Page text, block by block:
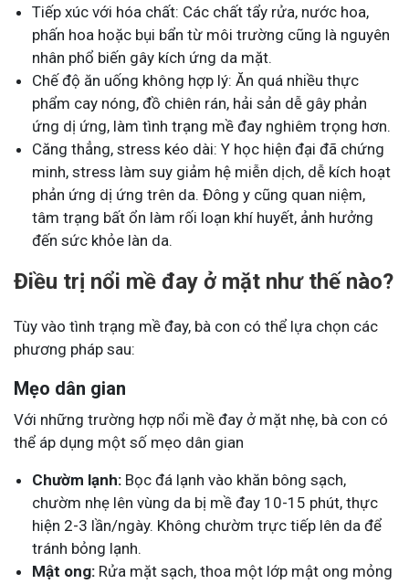
Tiếp xúc với hóa chất: Các chất tẩy rửa, nước hoa,
phấn hoa hoặc bụi bẩn từ môi trường cũng là nguyên
nhân phổ biến gây kích ứng da mặt.
Chế độ ăn uống không hợp lý: Ăn quá nhiều thực
phẩm cay nóng, đồ chiên rán, hải sản dễ gây phản
ứng dị ứng, làm tình trạng mề đay nghiêm trọng hơn.
Căng thẳng, stress kéo dài: Y học hiện đại đã chứng
minh, stress làm suy giảm hệ miễn dịch, dễ kích hoạt
phản ứng dị ứng trên da. Đông y cũng quan niệm,
tâm trạng bất ổn làm rối loạn khí huyết, ảnh hưởng
đến sức khỏe làn da.
Điều trị nổi mề đay ở mặt như thế nào?
Tùy vào tình trạng mề đay, bà con có thể lựa chọn các
phương pháp sau:
Mẹo dân gian
Với những trường hợp nổi mề đay ở mặt nhẹ, bà con có
thể áp dụng một số mẹo dân gian
Chườm lạnh: Bọc đá lạnh vào khăn bông sạch,
chườm nhẹ lên vùng da bị mề đay 10-15 phút, thực
hiện 2-3 lần/ngày. Không chườm trực tiếp lên da để
tránh bỏng lạnh.
Mật ong: Rửa mặt sạch, thoa một lớp mật ong mỏng